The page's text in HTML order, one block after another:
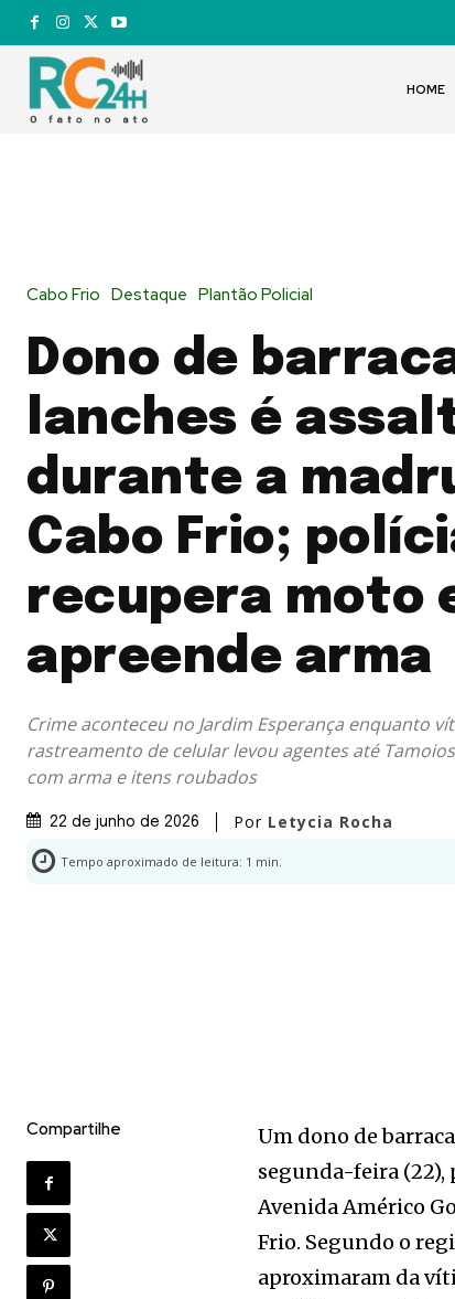
HOME
Cabo Frio Destaque Plantão Policial
Dono de
lanches é
durante a
Cabo Frio;
recupera moto
apreende arma
Crime aconteceu no Jardim Esperança enquanto
rastreamento de celular levou agentes até
com arma e itens roubados
22 de junho de 2026 Por Letycia Rocha
Tempo aproximado de leitura: 1 min.
Compartilhe
Um dono de
segunda-feira (22),
Avenida Américo
Frio. Segundo o
aproximaram da